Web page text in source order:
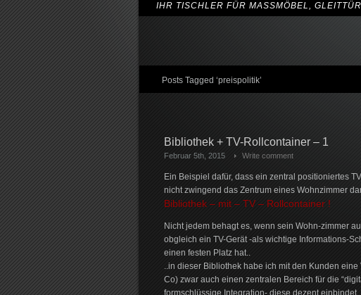
IHR TISCHLER FÜR MASSMÖBEL,
Posts Tagged ‘preispolitik’
Bibliothek + TV-Rollcontainer – 1
Februar 5th, 2015 Write comment
Ein Beispiel dafür, dass ein zentral positioniertes
nicht zwingend das Zentrum eines Wohnzimmer
Bibliothek – mit – TV – Rollcontainer !
Nicht jedem behagt es, wenn sein Wohn-zimmer
obgleich ein TV-Gerät -als wichtige Informations-
einen festen Platz hat..
..in dieser Bibliothek habe ich mit den Kunden
Co) zwar auch einen zentralen Bereich für die
formschlüssige Integration- diese dezent einbindet.